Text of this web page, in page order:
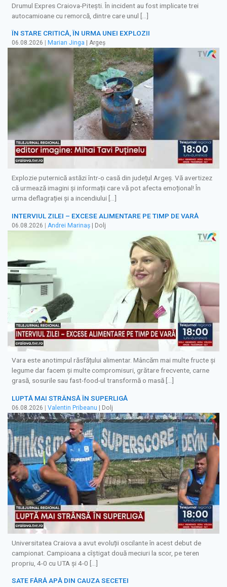
Drumul Expres Craiova-Pitești. În incident au fost implicate trei
autocamioane cu remorcă, dintre care unul […]
ÎN STARE CRITICĂ, ÎN URMA UNEI EXPLOZII
06.08.2026 Marian Jinga | Argeș
Explozie puternică astăzi într-o casă din județul Argeș. Vă avertizez
că urmează imagini și informații care vă pot afecta emoțional! În
urma deflagrației și a incendiului […]
INTERVIUL ZILEI – EXCESE ALIMENTARE PE TIMP DE VARĂ
06.08.2026 | Andrei Marinaș | Dolj
Vara este anotimpul răsfățului alimentar. Mâncăm mai multe fructe și
legume dar facem și multe compromisuri, grătare frecvente, carne
grasă, sosurile sau fast-food-ul transformă o masă […]
LUPTĂ MAI STRÂNSĂ ÎN SUPERLIGĂ
06.08.2026 | Valentin Pribeanu | Dolj
Universitatea Craiova a avut evoluții oscilante în acest debut de
campionat. Campioana a cîștigat două meciuri la scor, pe teren
propriu, 4-0 cu UTA și 4-0 […]
SATE FĂRĂ APĂ DIN CAUZA SECETEI